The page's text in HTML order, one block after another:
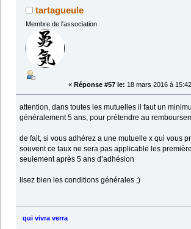
tartagueule
Membre de l'association
« Réponse #57 le: 18 mars 2016 à
attention, dans toutes les mutuelles il faut un
généralement 5 ans, pour prétendre au
de fait, si vous adhérez a une mutuelle x qui vous
souvent ce taux ne sera pas applicable les
seulement après 5 ans d’adhésion
lisez bien les conditions générales ;)
qui vivra verra